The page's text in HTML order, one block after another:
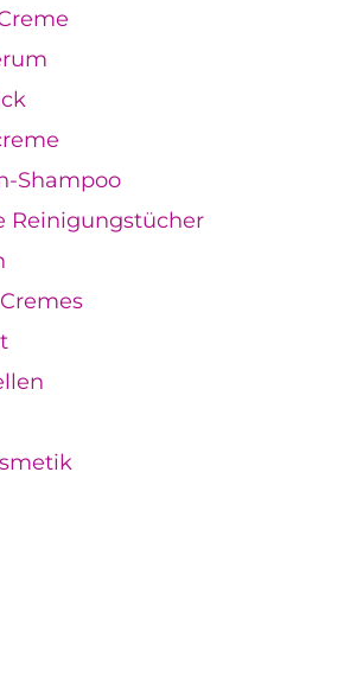
Shampoo
Reinigungstücher